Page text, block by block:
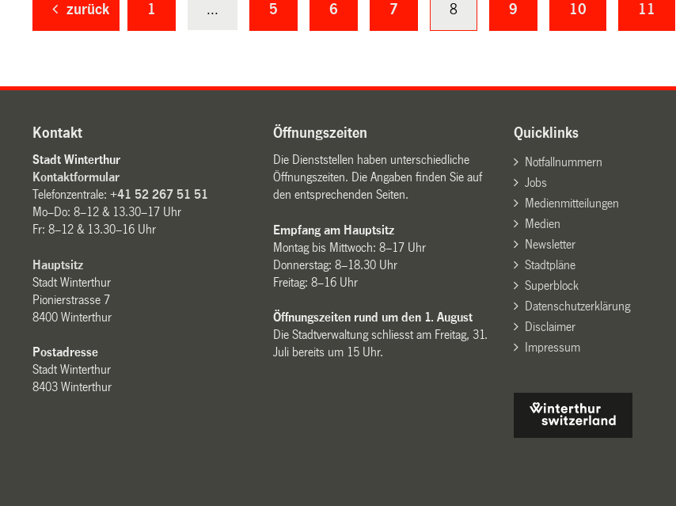
zurück 1 ... 5 6 7 8 9 10 11
Kontakt
Stadt Winterthur
Kontaktformular
Telefonzentrale:+41 52 267 51 51
Mo–Do: 8–12 & 13.30–17 Uhr
Fr: 8–12 & 13.30–16 Uhr
Hauptsitz
Stadt Winterthur
Pionierstrasse 7
8400 Winterthur
Postadresse
Stadt Winterthur
8403 Winterthur
Öffnungszeiten
Die Dienststellen haben unterschiedliche
Öffnungszeiten. Die Angaben finden Sie auf
den entsprechenden Seiten.
Empfang am Hauptsitz
Montag bis Mittwoch: 8–17 Uhr
Donnerstag: 8–18.30 Uhr
Freitag: 8–16 Uhr
Öffnungszeiten rund um den 1. August
Die Stadtverwaltung schliesst am Freitag, 31.
Juli bereits um 15 Uhr.
Quicklinks
Notfallnummern
Jobs
Medienmitteilungen
Medien
Newsletter
Stadtpläne
Superblock
Datenschutzerklärung
Disclaimer
Impressum